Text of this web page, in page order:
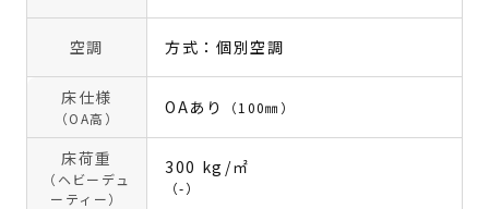
空調 方式：個別空調
床仕様
（OA高）
OAあり （100㎜）
床荷重
（ヘビーデュ
ーティー）
300 kg/㎡
（-）